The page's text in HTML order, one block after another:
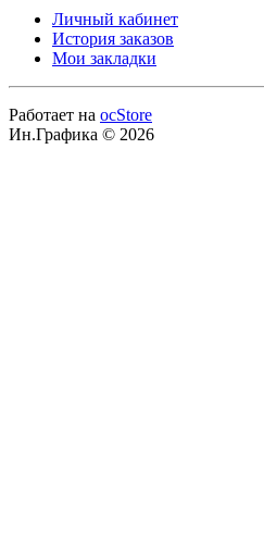
Личный кабинет
История заказов
Мои закладки
Работает на ocStore
Ин.Графика © 2026